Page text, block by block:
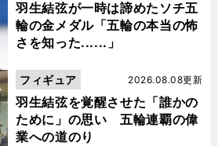
羽生結弦が一時は諦めたソチ五
輪の金メダル「五輪の本当の怖
さを知った......」
羽生結弦を覚醒させた「誰かの
ために」の思い 五輪連覇の偉
業への道のり
2026.08.08更新
フィギュア